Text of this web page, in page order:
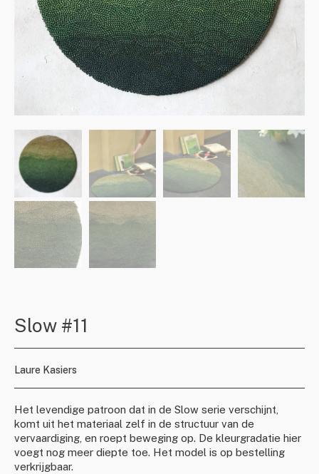
Slow #11
Laure Kasiers
Het levendige patroon dat in de Slow serie verschijnt,
komt uit het materiaal zelf in de structuur van de
vervaardiging, en roept beweging op. De kleurgradatie hier
voegt nog meer diepte toe. Het model is op bestelling
verkrijgbaar.